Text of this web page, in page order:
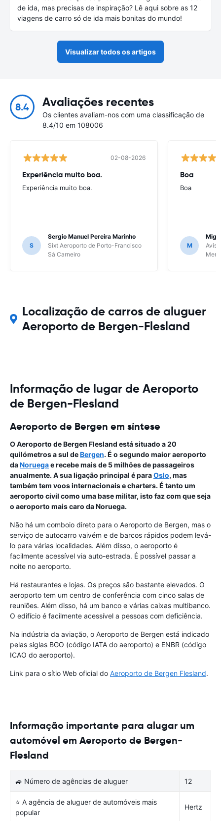
de ida, mas precisas de inspiração? Lê aqui sobre as 12
viagens de carro só de ida mais bonitas do mundo!
Visualizar todos os artigos
8.4 Avaliações recentes
Os clientes avaliam-nos com uma classificação de
8.4/10 em 108006
02-08-2026
Experiência muito boa.
Experiência muito boa.
S
Sergio Manuel Pereira Marinho
Sixt Aeroporto de Porto-Francisco
Sá Carneiro
Boa
Boa
M
Avis
Localização de carros de aluguer
Aeroporto de Bergen-Flesland
Informação de lugar de Aeroporto
de Bergen-Flesland
Aeroporto de Bergen em síntese
O Aeroporto de Bergen Flesland está situado a 20
quilómetros a sul deBergen. É o segundo maior aeroporto
daNoruegae recebe mais de 5 milhões de passageiros
anualmente. A sua ligação principal é paraOslo, mas
também tem voos internacionais e charters. É tanto um
aeroporto civil como uma base militar, isto faz com que seja
o aeroporto mais caro da Noruega.
Não há um comboio direto para o Aeroporto de Bergen, mas o
serviço de autocarro vaivém e de barcos rápidos podem levá-
lo para várias localidades. Além disso, o aeroporto é
facilmente acessível via auto-estrada. É possível passar a
noite no aeroporto.
Há restaurantes e lojas. Os preços são bastante elevados. O
aeroporto tem um centro de conferência com cinco salas de
reuniões. Além disso, há um banco e várias caixas multibanco.
O edifício é facilmente acessível a pessoas com deficiência.
Na indústria da aviação, o Aeroporto de Bergen está indicado
pelas siglas BGO (código IATA do aeroporto) e ENBR (código
ICAO do aeroporto).
Link para o sítio Web oficial do Aeroporto de Bergen Flesland.
Informação importante para alugar um
automóvel em Aeroporto de Bergen-
Flesland
🚙 Número de agências de aluguer 12
⭐ A agência de aluguer de automóveis mais
popular
Hertz